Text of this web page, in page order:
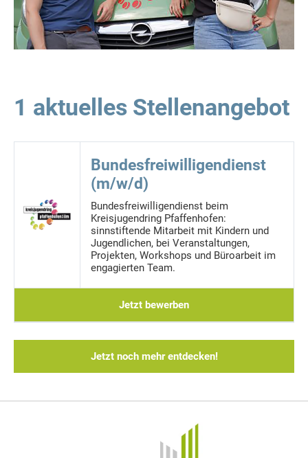
1 aktuelles Stellenangebot
Bundesfreiwilligendienst
(m/w/d)
Bundesfreiwilligendienst beim
Kreisjugendring Pfaffenhofen:
sinnstiftende Mitarbeit mit Kindern und
Jugendlichen, bei Veranstaltungen,
Projekten, Workshops und Büroarbeit im
engagierten Team.
Jetzt bewerben
Jetzt noch mehr entdecken!